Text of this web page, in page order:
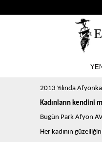
2013 Yılında
Kadınların kendini
Bugün Park Afyon
Her kadının